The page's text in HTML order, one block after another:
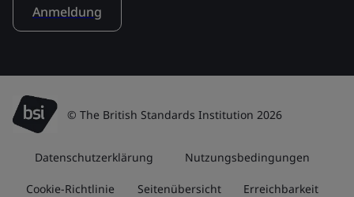
Anmeldung
© The British Standards Institution 2026
Datenschutzerklärung Nutzungsbedingungen
Cookie-Richtlinie Seitenübersicht Erreichbarkeit